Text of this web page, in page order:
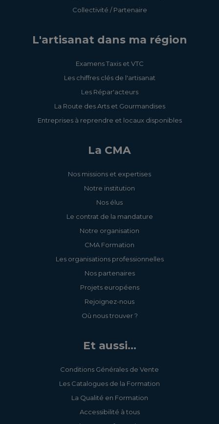
Collectivité / Partenaire
L'artisanat dans ma région
Examens Taxis et VTC
Les chiffres clés de l'artisanat
Les Répar'acteurs
La Route des Arts et Gourmandises
Entreprises à reprendre et locaux disponibles
La CMA
Nos missions et expertises
Notre institution
Nos élus
Le contrat de la mandature
Notre organisation
CMA Formation
Les organisations professionnelles
Nos partenaires
Projets européens
Rejoignez-nous
Où nous trouver ?
Et aussi...
Conditions Générales de Vente
Les Catalogues de la Formation
La Qualité en Formation
Accessibilité à tous